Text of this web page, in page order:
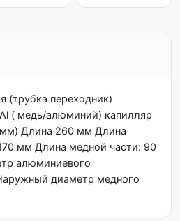
(трубка переходник)
( медь/алюминий) капилляр
Длина 260 мм Длина
мм Длина медной части: 90
алюминиевого
диаметр медного